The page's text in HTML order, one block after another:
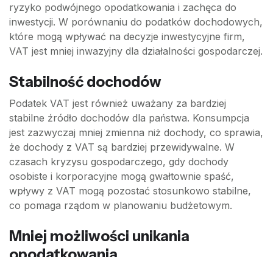
ryzyko podwójnego opodatkowania i zachęca do
inwestycji. W porównaniu do podatków dochodowych,
które mogą wpływać na decyzje inwestycyjne firm,
VAT jest mniej inwazyjny dla działalności gospodarczej.
Stabilność dochodów
Podatek VAT jest również uważany za bardziej
stabilne źródło dochodów dla państwa. Konsumpcja
jest zazwyczaj mniej zmienna niż dochody, co sprawia,
że dochody z VAT są bardziej przewidywalne. W
czasach kryzysu gospodarczego, gdy dochody
osobiste i korporacyjne mogą gwałtownie spaść,
wpływy z VAT mogą pozostać stosunkowo stabilne,
co pomaga rządom w planowaniu budżetowym.
Mniej możliwości unikania